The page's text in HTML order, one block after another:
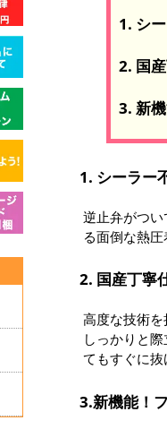
1. シ
2. 国
3. 新
1. シーラー
逆止弁がつ
る面倒な熱圧
2. 国産丁寧
高度な技術
しっかりと
てもすぐに抜
3.新機能！